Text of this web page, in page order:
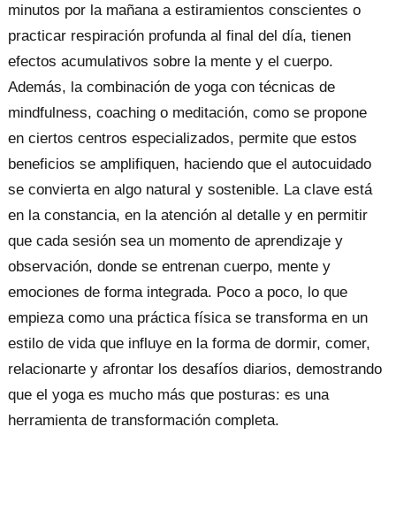
minutos por la mañana a estiramientos conscientes o
practicar respiración profunda al final del día, tienen
efectos acumulativos sobre la mente y el cuerpo.
Además, la combinación de yoga con técnicas de
mindfulness, coaching o meditación, como se propone
en ciertos centros especializados, permite que estos
beneficios se amplifiquen, haciendo que el autocuidado
se convierta en algo natural y sostenible. La clave está
en la constancia, en la atención al detalle y en permitir
que cada sesión sea un momento de aprendizaje y
observación, donde se entrenan cuerpo, mente y
emociones de forma integrada. Poco a poco, lo que
empieza como una práctica física se transforma en un
estilo de vida que influye en la forma de dormir, comer,
relacionarte y afrontar los desafíos diarios, demostrando
que el yoga es mucho más que posturas: es una
herramienta de transformación completa.